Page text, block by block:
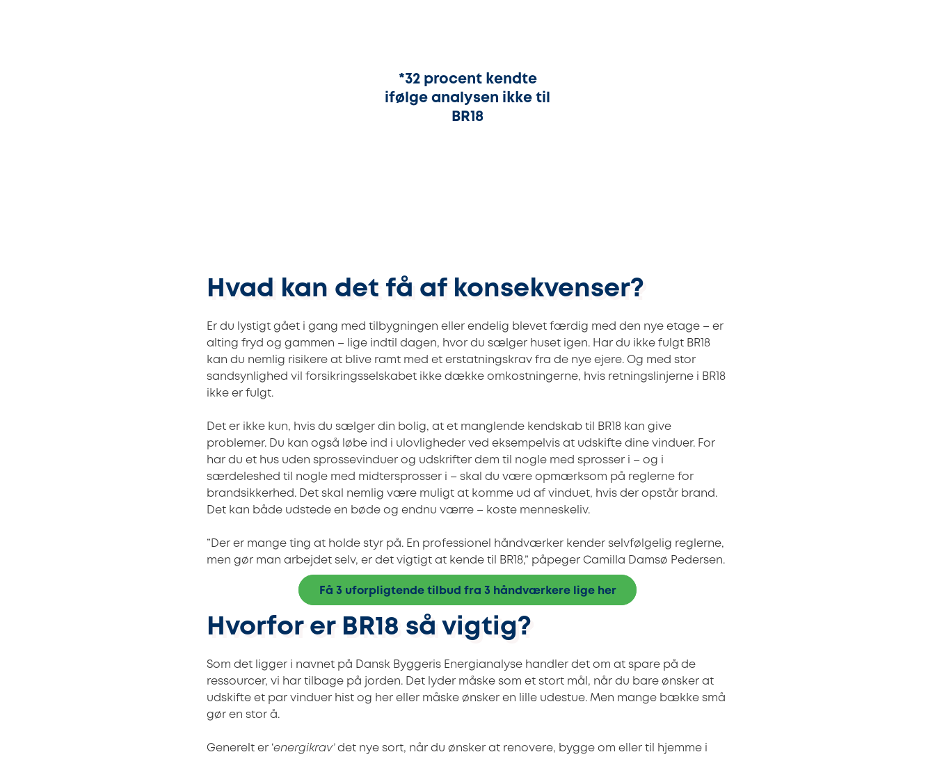
*32 procent kendte
ifølge analysen ikke til
BR18
Hvad kan det få af konsekvenser?
Er du lystigt gået i gang med tilbygningen eller endelig blevet færdig med den nye etage – er
alting fryd og gammen – lige indtil dagen, hvor du sælger huset igen. Har du ikke fulgt BR18
kan du nemlig risikere at blive ramt med et erstatningskrav fra de nye ejere. Og med stor
sandsynlighed vil forsikringsselskabet ikke dække omkostningerne, hvis retningslinjerne i BR18
ikke er fulgt.
Det er ikke kun, hvis du sælger din bolig, at et manglende kendskab til BR18 kan give
problemer. Du kan også løbe ind i ulovligheder ved eksempelvis at udskifte dine vinduer. For
har du et hus uden sprossevinduer og udskrifter dem til nogle med sprosser i – og i
særdeleshed til nogle med midtersprosser i – skal du være opmærksom på reglerne for
brandsikkerhed. Det skal nemlig være muligt at komme ud af vinduet, hvis der opstår brand.
Det kan både udstede en bøde og endnu værre – koste menneskeliv.
”Der er mange ting at holde styr på. En professionel håndværker kender selvfølgelig reglerne,
men gør man arbejdet selv, er det vigtigt at kende til BR18,” påpeger Camilla Damsø Pedersen.
Få 3 uforpligtende tilbud fra 3 håndværkere lige her
Hvorfor er BR18 så vigtig?
Som det ligger i navnet på Dansk Byggeris Energianalyse handler det om at spare på de
ressourcer, vi har tilbage på jorden. Det lyder måske som et stort mål, når du bare ønsker at
udskifte et par vinduer hist og her eller måske ønsker en lille udestue. Men mange bække små
gør en stor å.
Generelt er ‘energikrav’det nye sort, når du ønsker at renovere, bygge om eller til hjemme i